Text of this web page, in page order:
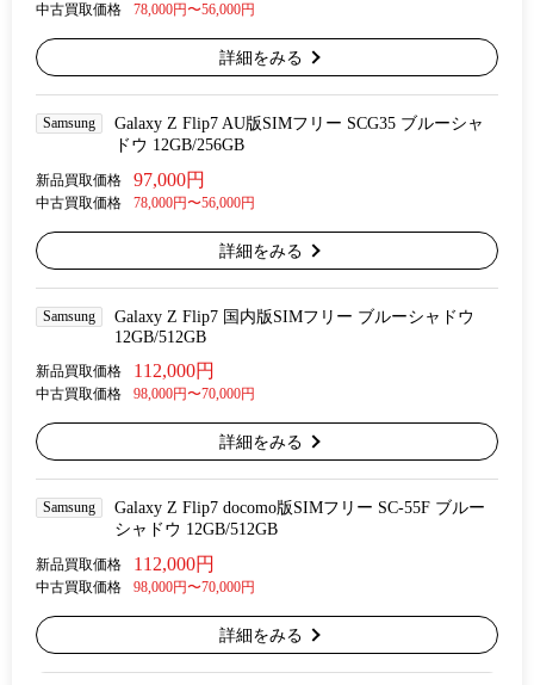
中古買取価格 78,000円〜56,000円
詳細をみる
Samsung
Galaxy Z Flip7 AU版SIMフリー SCG35 ブルーシャ
ドウ 12GB/256GB
新品買取価格 97,000円
中古買取価格 78,000円〜56,000円
詳細をみる
Samsung
Galaxy Z Flip7 国内版SIMフリー ブルーシャドウ
12GB/512GB
新品買取価格 112,000円
中古買取価格 98,000円〜70,000円
詳細をみる
Samsung
Galaxy Z Flip7 docomo版SIMフリー SC-55F ブルー
シャドウ 12GB/512GB
新品買取価格 112,000円
中古買取価格 98,000円〜70,000円
詳細をみる